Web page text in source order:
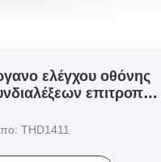
ελέγχου οθόνης
επιτροπής
THD1411